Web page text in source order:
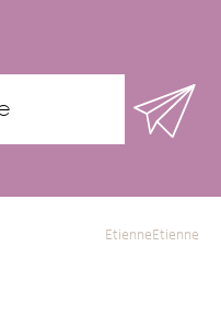
EtienneEtienne